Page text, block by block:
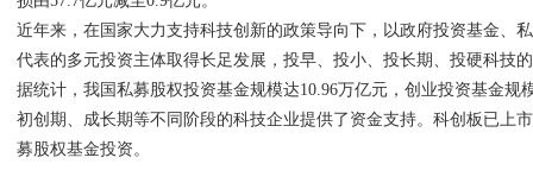
近年来，在国家大力支持科技创新的政策导向下，以政府投资基金、
代表的多元投资主体取得长足发展，投早、投小、投长期、投硬科技
据统计，我国私募股权投资基金规模达10.96万亿元，创业投资基金规
初创期、成长期等不同阶段的科技企业提供了资金支持。科创板已上
募股权基金投资。